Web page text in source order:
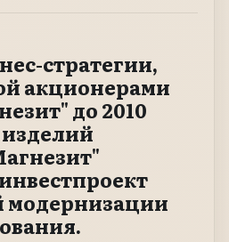
стратегии,
акционерами
до 2010
изделий
модернизации